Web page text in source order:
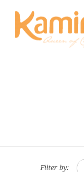
Filter by: